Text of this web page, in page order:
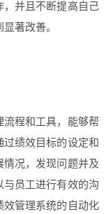
，并且不断提高自己
著改善。
程和工具，能够帮
绩效目标的设定和
情况，发现问题并及
与员工进行有效的沟
效管理系统的自动化